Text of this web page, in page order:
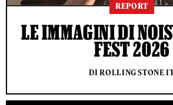
REPORT
LE IMMAGINI DI
FEST 2026
DI ROLLING STONE